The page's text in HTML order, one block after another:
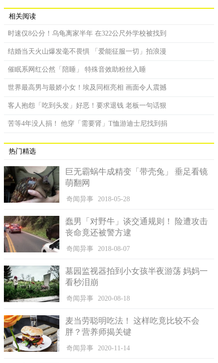
相关阅读
时速仅8公分！乌龟离家半年 在322公尺外学校被找到
结婚当天火山爆发毫不畏惧 「爱能征服一切」拍浪漫
催眠系网红公然「陪睡」 特殊音效助粉丝入睡
世界最高男与最娇小女！埃及同框亮相 画面令人震撼
客人抱怨「吃到头发」好恶！要求退钱 老板一句话狠
苦等4年没人捐！ 他穿「需要肾」T恤游迪士尼找到捐
热门精选
巨无霸蜗牛成精变「带壳兔」 垂足看镜
萌翻网
奇闻异事 2018-05-28
蠢男「对野牛」谈交通规则！ 险遭攻击
丧命竟还被警方逮
奇闻异事 2018-08-07
墓园监视器拍到小女孩半夜游荡 妈妈一
看秒泪崩
奇闻异事 2020-08-18
麦当劳聪明吃法！ 这样吃竟比较不会
胖？营养师揭关键
奇闻异事 2020-11-14